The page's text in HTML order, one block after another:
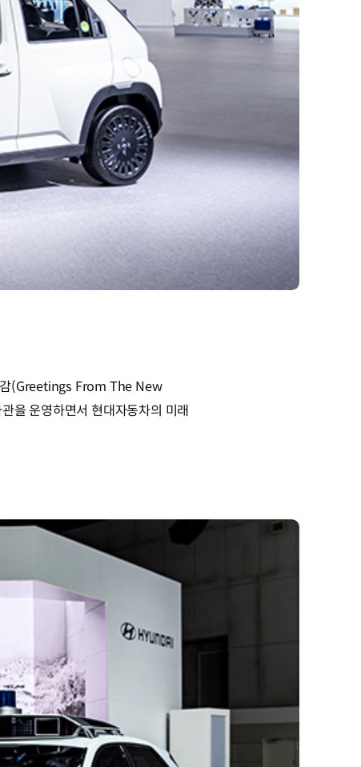
감(Greetings From The New
을 운영하면서 현대자동차의 미래